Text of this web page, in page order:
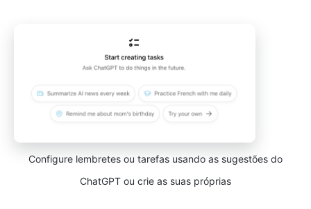
Configure lembretes ou tarefas usando as sugestões do
ChatGPT ou crie as suas próprias